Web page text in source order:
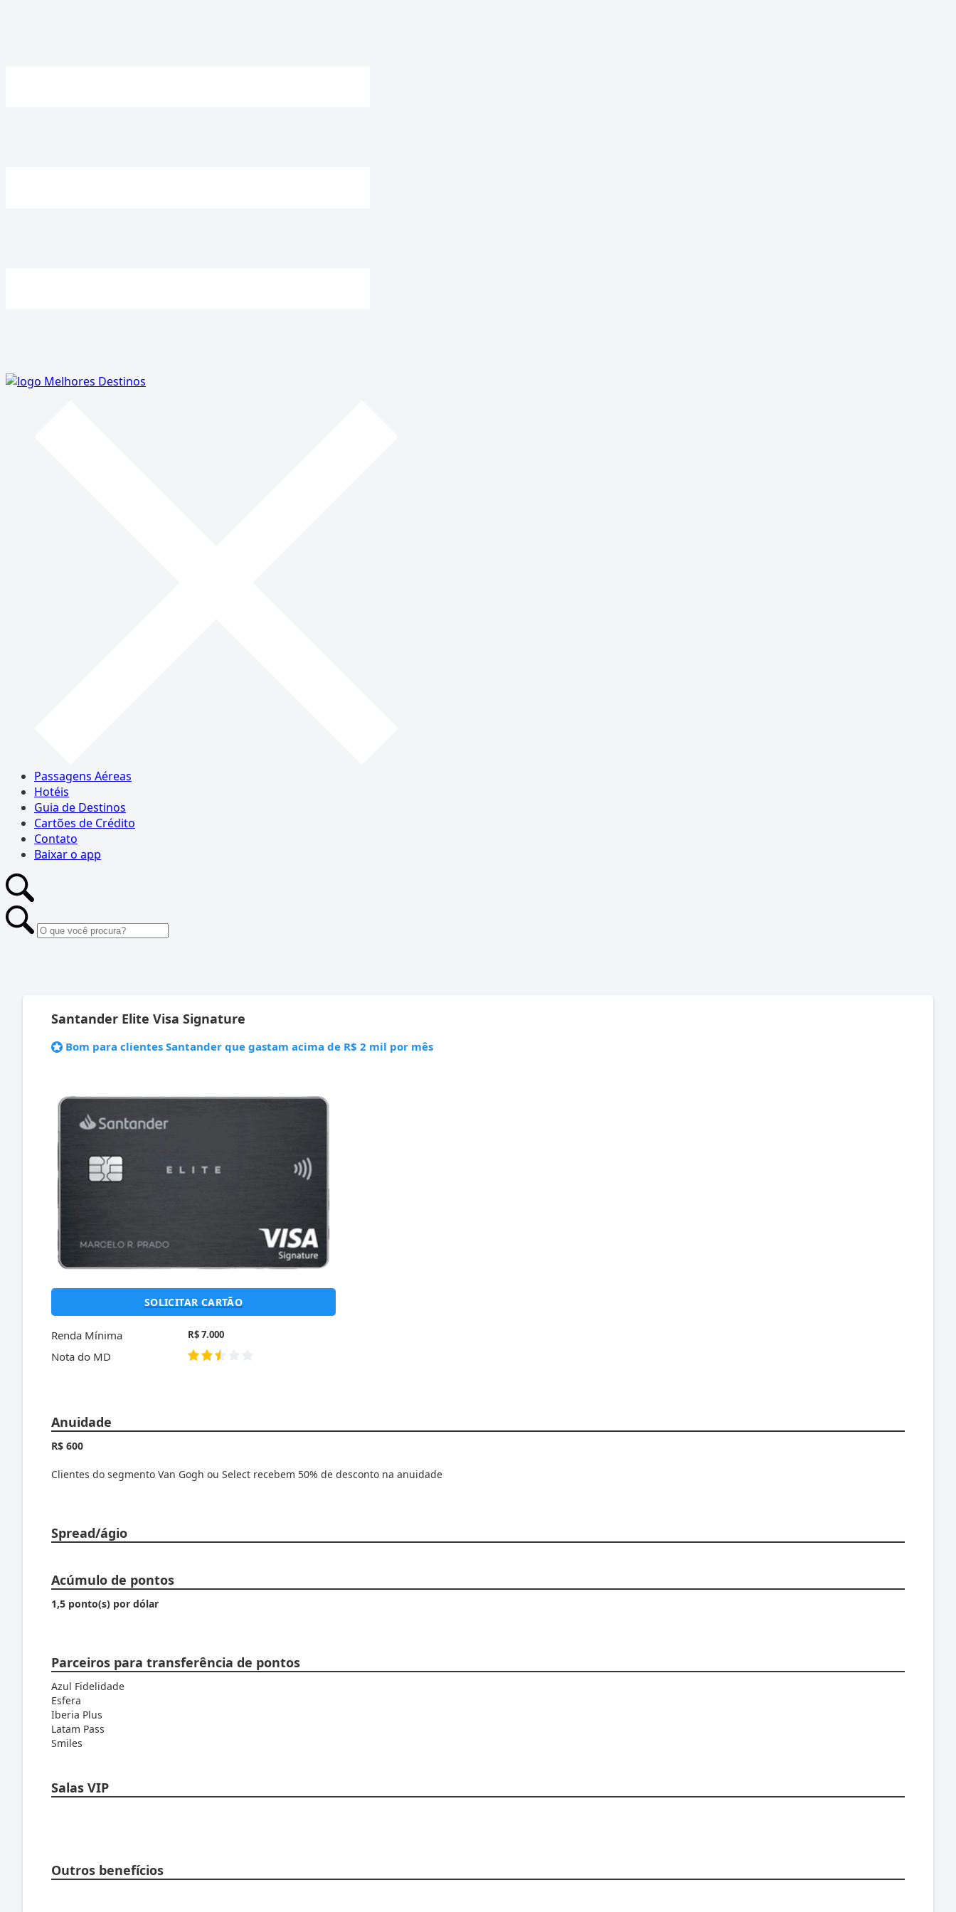
Passagens Aéreas
Hotéis
Guia de Destinos
Cartões de Crédito
Contato
Baixar o app
Santander Elite Visa Signature
Bom para clientes Santander que gastam acima de R$ 2 mil por mês
SOLICITAR CARTÃO
Renda Mínima R$ 7.000
Nota do MD
Anuidade
R$ 600
Clientes do segmento Van Gogh ou Select recebem 50% de desconto na anuidade
Spread/ágio
Acúmulo de pontos
1,5 ponto(s) por dólar
Parceiros para transferência de pontos
Azul Fidelidade
Esfera
Iberia Plus
Latam Pass
Smiles
Salas VIP
Outros benefícios